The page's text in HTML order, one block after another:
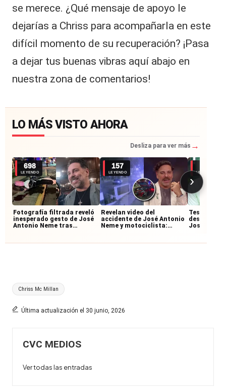
se merece. ¿Qué mensaje de apoyo le
dejarías a Chriss para acompañarla en este
difícil momento de su recuperación? ¡Pasa
a dejar tus buenas vibras aquí abajo en
nuestra zona de comentarios!
LO MÁS VISTO AHORA
Desliza para ver más →
698
LEYENDO
Fotografía filtrada reveló
inesperado gesto de José
Antonio Neme tras
157
LEYENDO
Revelan video del
accidente de José Antonio
Neme y motociclista:
LEYENDO
Testigos
José
›
Etiquetas:
Chriss Mc Millan
Última actualización el 30 junio, 2026
CVC MEDIOS
Ver todas las entradas